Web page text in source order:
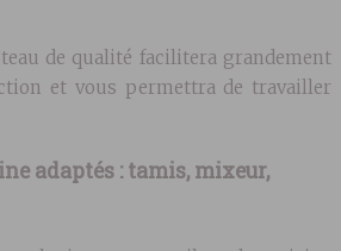
de qualité facilitera grandement
et vous permettra de travailler
adaptés : tamis, mixeur,